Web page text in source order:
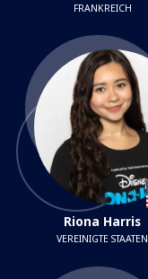
FRANKREICH
Riona Harris
VEREINIGTE STAATEN